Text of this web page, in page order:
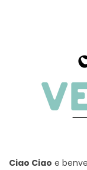
Ciao Ciao e